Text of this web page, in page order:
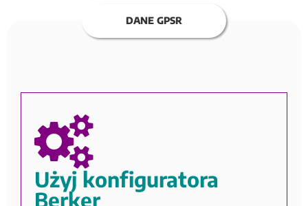
DANE GPSR
Użyj konfiguratora
Berker